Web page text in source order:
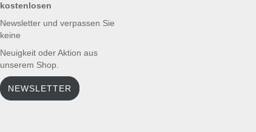
kostenlosen
Newsletter und verpassen Sie
keine
Neuigkeit oder Aktion aus
unserem Shop.
NEWSLETTER